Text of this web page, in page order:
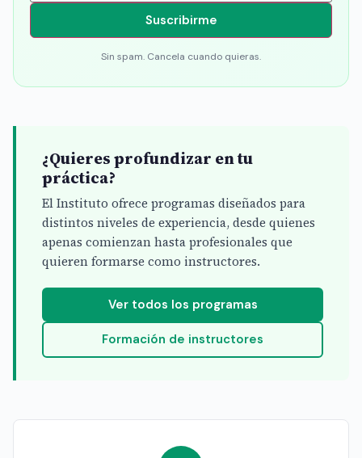
Suscribirme
Sin spam. Cancela cuando quieras.
¿Quieres profundizar en tu
práctica?
El Instituto ofrece programas diseñados para
distintos niveles de experiencia, desde quienes
apenas comienzan hasta profesionales que
quieren formarse como instructores.
Ver todos los programas
Formación de instructores